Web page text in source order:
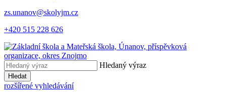
zs.unanov@skolyjm.cz
+420 515 228 626
Hledaný výraz
Hledat
rozšířené vyhledávání